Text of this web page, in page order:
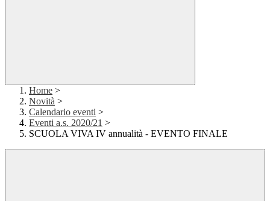
Home >
Novità >
Calendario eventi >
Eventi a.s. 2020/21 >
SCUOLA VIVA IV annualità - EVENTO FINALE